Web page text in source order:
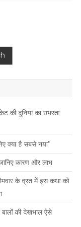
की दुनिया का उभरता
क्या है सबसे नया”
कारण और लाभ
के व्रत में इस कथा को
की देखभाल ऐसे